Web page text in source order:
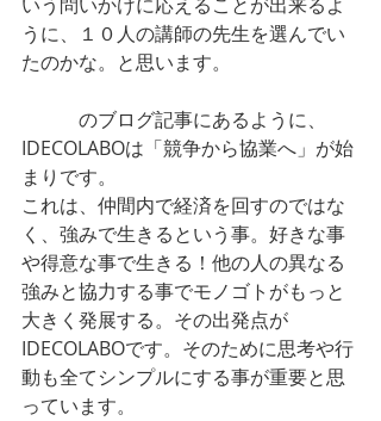
うに、１０人の講師の先生を選んでい
たのかな。と思います。
のブログ記事にあるように、
IDECOLABOは「競争から協業へ」が始
まりです。
これは、仲間内で経済を回すのではな
く、強みで生きるという事。好きな事
や得意な事で生きる！他の人の異なる
強みと協力する事でモノゴトがもっと
大きく発展する。その出発点が
IDECOLABOです。そのために思考や行
動も全てシンプルにする事が重要と思
っています。